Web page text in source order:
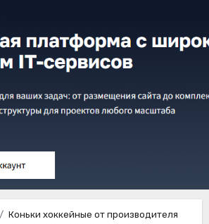
Коньки хоккейные от производителя